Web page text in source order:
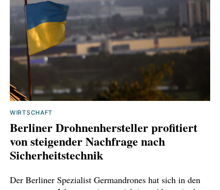
WIRTSCHAFT
Berliner Drohnenhersteller profitiert
von steigender Nachfrage nach
Sicherheitstechnik
Der Berliner Spezialist Germandrones hat sich in den